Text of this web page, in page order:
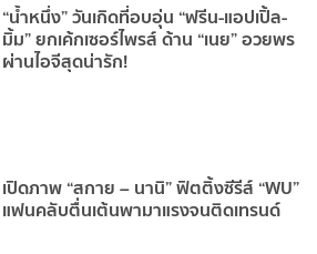
“น้ำหนึ่ง” วันเกิดที่อบอุ่น “ฟรีน-แอปเปิ้ล-
มิ้ม” ยกเค้กเซอร์ไพรส์ ด้าน “เนย” อวยพร
ผ่านไอจีสุดน่ารัก!
เปิดภาพ “สกาย – นานิ” ฟิตติ้งซีรีส์ “WU”
แฟนคลับตื่นเต้นพามาแรงจนติดเทรนด์